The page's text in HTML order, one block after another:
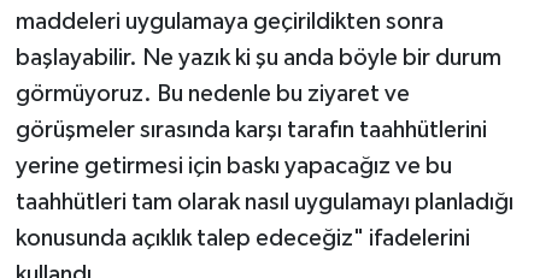
maddeleri uygulamaya geçirildikten sonra
başlayabilir. Ne yazık ki şu anda böyle bir durum
görmüyoruz. Bu nedenle bu ziyaret ve
görüşmeler sırasında karşı tarafın taahhütlerini
yerine getirmesi için baskı yapacağız ve bu
taahhütleri tam olarak nasıl uygulamayı planladığı
konusunda açıklık talep edeceğiz" ifadelerini